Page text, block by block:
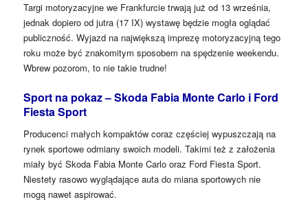
Targi motoryzacyjne we Frankfurcie trwają już od 13 września,
jednak dopiero od jutra (17 IX) wystawę będzie mogła oglądać
publiczność. Wyjazd na największą imprezę motoryzacyjną tego
roku może być znakomitym sposobem na spędzenie weekendu.
Wbrew pozorom, to nie takie trudne!
Sport na pokaz – Skoda Fabia Monte Carlo i Ford
Fiesta Sport
Producenci małych kompaktów coraz częściej wypuszczają na
rynek sportowe odmiany swoich modeli. Takimi też z założenia
miały być Skoda Fabia Monte Carlo oraz Ford Fiesta Sport.
Niestety rasowo wyglądające auta do miana sportowych nie
mogą nawet aspirować.